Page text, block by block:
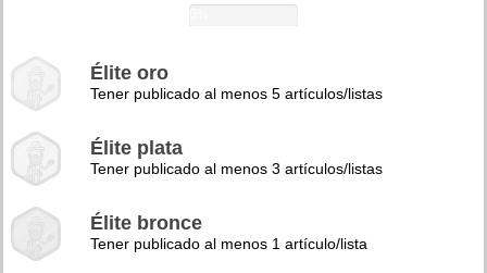
Élite oro
Tener publicado al menos 5 artículos/listas
Élite plata
Tener publicado al menos 3 artículos/listas
Élite bronce
Tener publicado al menos 1 artículo/lista